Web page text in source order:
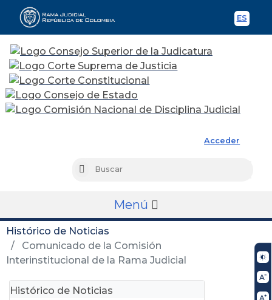
ES
Acceder
Buscar
Menú
Histórico de Noticias
Comunicado de la Comisión
Interinstitucional de la Rama Judicial
Histórico de Noticias